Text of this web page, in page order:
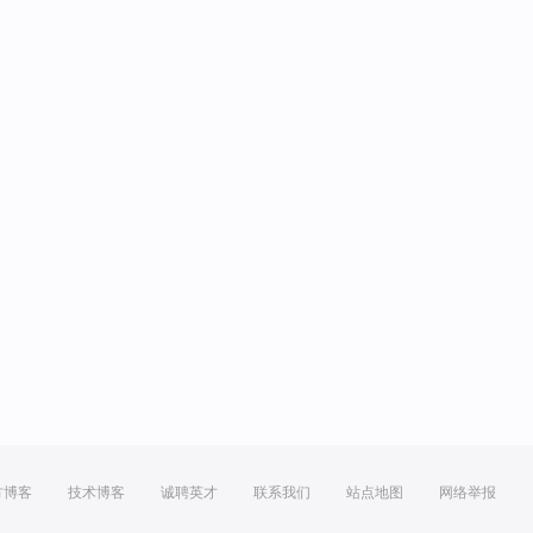
博客 技术博客 诚聘英才 联系我们 站点地图 网络举报